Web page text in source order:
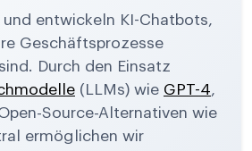
und entwickeln KI-Chatbots,
Geschäftsprozesse
Durch den Einsatz
(LLMs) wie GPT-4,
Source-Alternativen wie
ermöglichen wir